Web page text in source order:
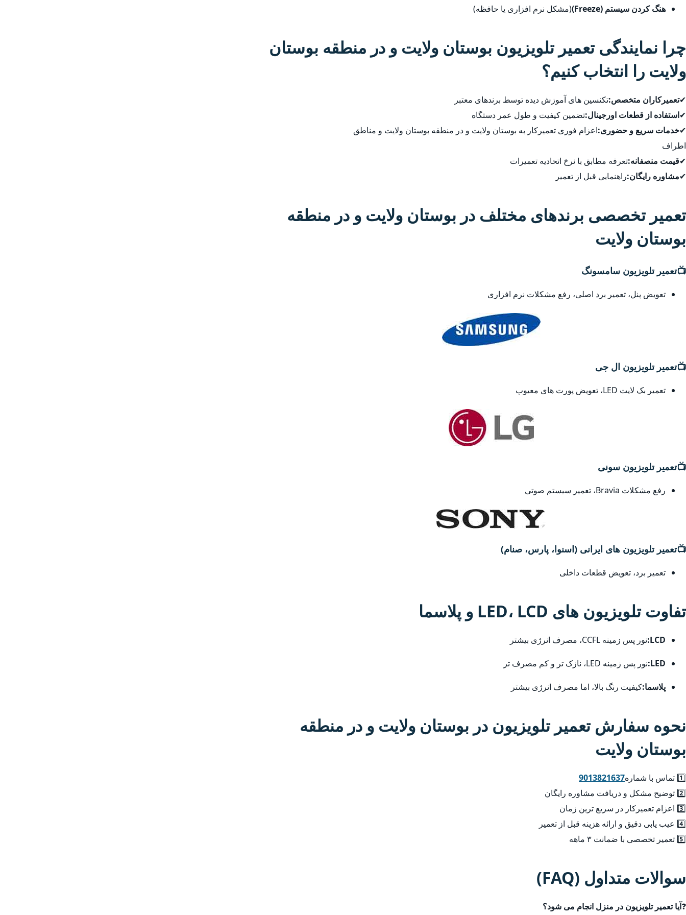
هنگ کردن سیستم (Freeze) (مشکل نرم افزاری یا حافظه)
چرا نمایندگی تعمیر تلویزیون بوستان ولایت و در منطقه بوستان
ولایت را انتخاب کنیم؟
✔تعمیرکاران متخصص:تکنسین های آموزش دیده توسط برندهای معتبر
✔استفاده از قطعات اورجینال:تضمین کیفیت و طول عمر دستگاه
✔خدمات سریع و حضوری:اعزام فوری تعمیرکار به بوستان ولایت و در منطقه بوستان ولایت و مناطق
اطراف
✔قیمت منصفانه:تعرفه مطابق با نرخ اتحادیه تعمیرات
✔مشاوره رایگان:راهنمایی قبل از تعمیر
تعمیر تخصصی برندهای مختلف در بوستان ولایت و در منطقه
بوستان ولایت
📺تعمیر تلویزیون سامسونگ
تعویض پنل، تعمیر برد اصلی، رفع مشکلات نرم افزاری
📺تعمیر تلویزیون ال جی
تعمیر بک لایت LED، تعویض پورت های معیوب
📺تعمیر تلویزیون سونی
رفع مشکلات Bravia، تعمیر سیستم صوتی
📺تعمیر تلویزیون های ایرانی (اسنوا، پارس، صنام)
تعمیر برد، تعویض قطعات داخلی
تفاوت تلویزیون های LED، LCD و پلاسما
LCD: نور پس زمینه CCFL، مصرف انرژی بیشتر
LED: نور پس زمینه LED، نازک تر و کم مصرف تر
پلاسما:کیفیت رنگ بالا، اما مصرف انرژی بیشتر
نحوه سفارش تعمیر تلویزیون در بوستان ولایت و در منطقه
بوستان ولایت
1️⃣ تماس با شماره
9013821637
2️⃣ توضیح مشکل و دریافت مشاوره رایگان
3️⃣ اعزام تعمیرکار در سریع ترین زمان
4️⃣ عیب یابی دقیق و ارائه هزینه قبل از تعمیر
5️⃣ تعمیر تخصصی با ضمانت ۳ ماهه
سوالات متداول (FAQ)
❓آیا تعمیر تلویزیون در منزل انجام می شود؟